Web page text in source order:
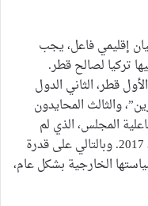
إقليمي فاعل، يجب
تركيا لصالح قطر.
قطر، الثاني الدول
والثالث المحايدون
المجلس، الذي لم
ينعقد بتمثيل كامل على أعلى مستوى منذ 2017. وبالتالي على قدرة
الخارجية بشكل عام،